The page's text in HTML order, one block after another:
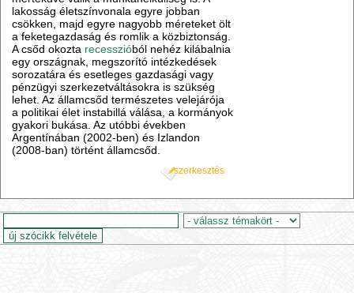
lakosság életszínvonala egyre jobban
csökken, majd egyre nagyobb méreteket ölt
a feketegazdaság és romlik a közbiztonság.
A csőd okozta recesszióból nehéz kilábalnia
egy országnak, megszorító intézkedések
sorozatára és esetleges gazdasági vagy
pénzügyi szerkezetváltásokra is szükség
lehet. Az államcsőd természetes velejárója
a politikai élet instabillá válása, a kormányok
gyakori bukása. Az utóbbi években
Argentínában (2002-ben) és Izlandon
(2008-ban) történt államcsőd.
szerkesztés